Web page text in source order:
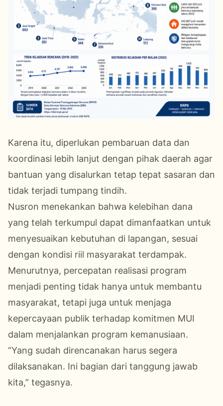
Karena itu, diperlukan pembaruan data dan
koordinasi lebih lanjut dengan pihak daerah agar
bantuan yang disalurkan tetap tepat sasaran dan
tidak terjadi tumpang tindih.
Nusron menekankan bahwa kelebihan dana
yang telah terkumpul dapat dimanfaatkan untuk
menyesuaikan kebutuhan di lapangan, sesuai
dengan kondisi riil masyarakat terdampak.
Menurutnya, percepatan realisasi program
menjadi penting tidak hanya untuk membantu
masyarakat, tetapi juga untuk menjaga
kepercayaan publik terhadap komitmen MUI
dalam menjalankan program kemanusiaan.
“Yang sudah direncanakan harus segera
dilaksanakan. Ini bagian dari tanggung jawab
kita,” tegasnya.